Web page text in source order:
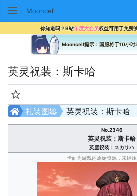
Mooncell
你知道吗？B站年度大会员权益可用于免费
Mooncell提示：国服将于10小时
英灵祝装：斯卡哈
监视
英灵祝装：斯卡哈
礼装图鉴
No.2346
英灵祝装：斯卡哈
英霊祝装：スカサハ
卡面为游戏内原始资源，未经压